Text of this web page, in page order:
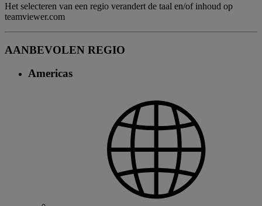
Het selecteren van een regio verandert de taal en/of inhoud op
teamviewer.com
AANBEVOLEN REGIO
Americas